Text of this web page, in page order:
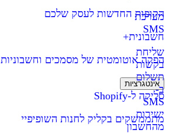
מערכת
SMS
שליחת
בקשות
תשלום
ב-
SMS
ישירות
מהחשבון
הקופות החדשות לעסק שלכם
חשבונית+
הפקה אוטומטית של מסמכים וחשבוניות
אינטגרציות
סליקה ל-Shopify
מתממשקים בקליק לחנות השופיפיי